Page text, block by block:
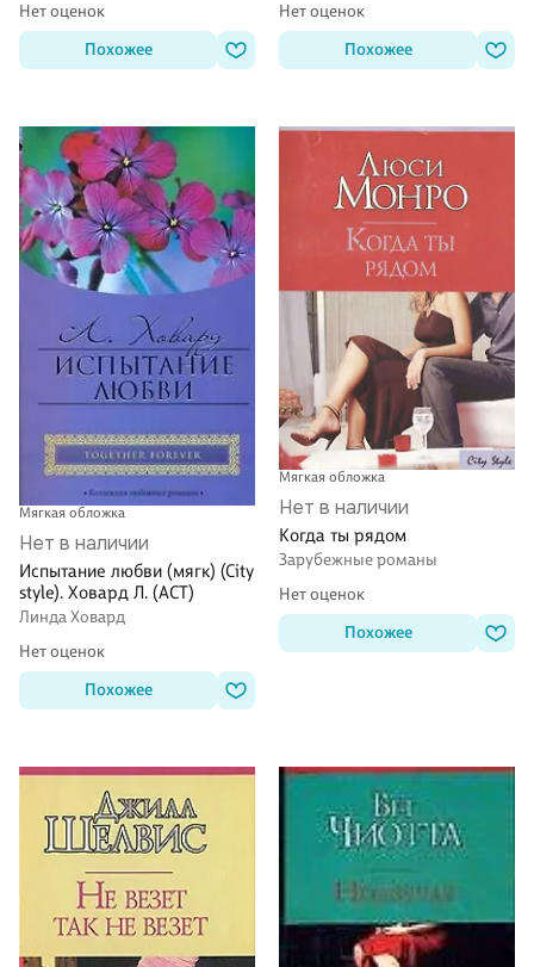
Нет оценок
Похожее
Нет оценок
Похожее
Мягкая обложка
Нет в наличии
Испытание любви (мягк) (City
style). Ховард Л. (АСТ)
Линда Ховард
Нет оценок
Похожее
Мягкая обложка
Нет в наличии
Когда ты рядом
Зарубежные романы
Нет оценок
Похожее